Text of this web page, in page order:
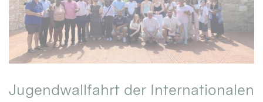
Jugendwallfahrt der Internationalen